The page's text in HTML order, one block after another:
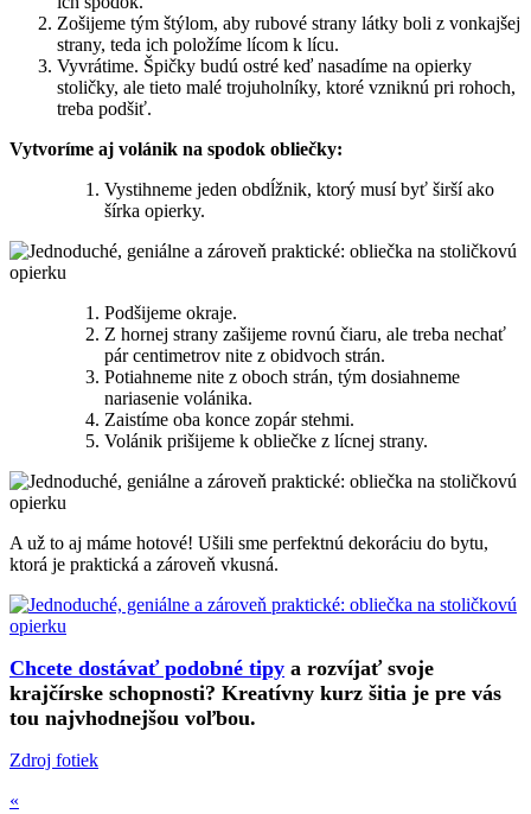
Zošijeme tým štýlom, aby rubové strany látky boli z vonkajšej
strany, teda ich položíme lícom k lícu.
Vyvrátime. Špičky budú ostré keď nasadíme na opierky
stoličky, ale tieto malé trojuholníky, ktoré vzniknú pri rohoch,
treba podšiť.
Vytvoríme aj volánik na spodok obliečky:
Vystihneme jeden obdĺžnik, ktorý musí byť širší ako
šírka opierky.
Podšijeme okraje.
Z hornej strany zašijeme rovnú čiaru, ale treba nechať
pár centimetrov nite z obidvoch strán.
Potiahneme nite z oboch strán, tým dosiahneme
nariasenie volánika.
Zaistíme oba konce zopár stehmi.
Volánik prišijeme k obliečke z lícnej strany.
A už to aj máme hotové! Ušili sme perfektnú dekoráciu do bytu,
ktorá je praktická a zároveň vkusná.
Chcete dostávať podobné tipy a rozvíjať svoje
krajčírske schopnosti? Kreatívny kurz šitia je pre vás
tou najvhodnejšou voľbou.
Zdroj fotiek
«